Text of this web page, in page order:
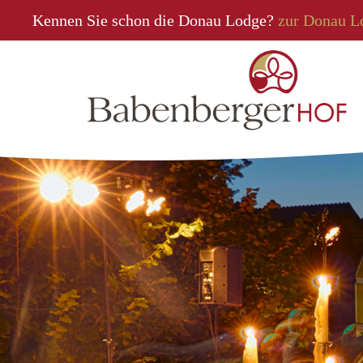
Kennen Sie schon die Donau Lodge? zur Donau